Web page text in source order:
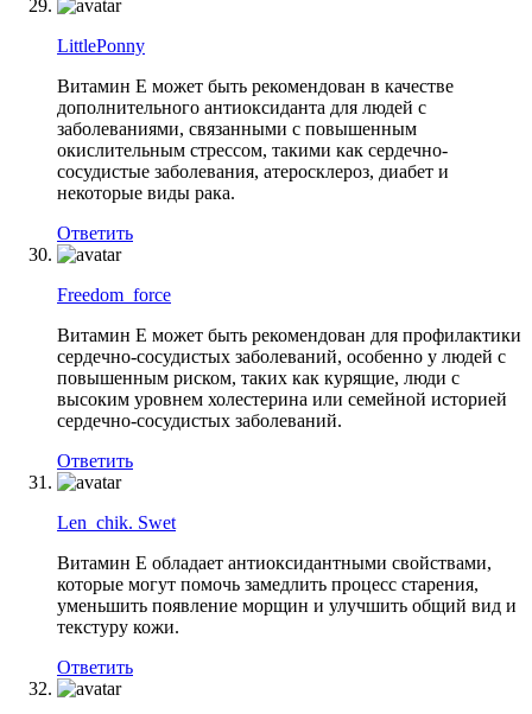
LittlePonny
Витамин Е может быть рекомендован в качестве
дополнительного антиоксиданта для людей с
заболеваниями, связанными с повышенным
окислительным стрессом, такими как сердечно-
сосудистые заболевания, атеросклероз, диабет и
некоторые виды рака.
Ответить
Freedom_force
Витамин Е может быть рекомендован для профилактики
сердечно-сосудистых заболеваний, особенно у людей с
повышенным риском, таких как курящие, люди с
высоким уровнем холестерина или семейной историей
сердечно-сосудистых заболеваний.
Ответить
Len_chik. Swet
Витамин Е обладает антиоксидантными свойствами,
которые могут помочь замедлить процесс старения,
уменьшить появление морщин и улучшить общий вид и
текстуру кожи.
Ответить